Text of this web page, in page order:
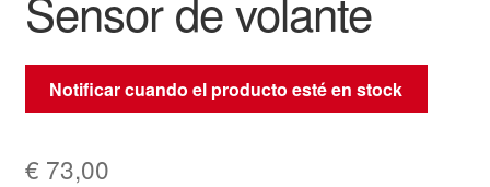
Notificar cuando el producto esté en stock
€ 73,00